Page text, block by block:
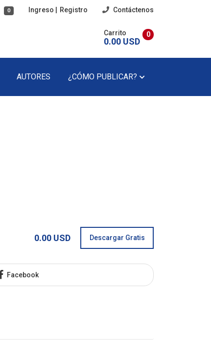
0 Ingreso Registro Contáctenos
0
Carrito
0.00 USD
AUTORES ¿CÓMO PUBLICAR?
0.00 USD Descargar Gratis
Facebook